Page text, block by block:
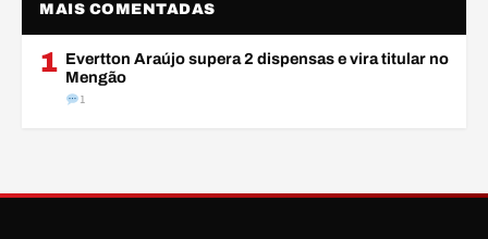
MAIS COMENTADAS
1 Evertton Araújo supera 2 dispensas e vira titular no
Mengão
1